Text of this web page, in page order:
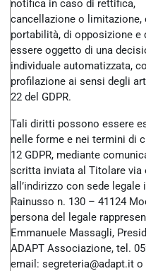
notifica in caso di rettifica,
cancellazione o limitazione,
portabilità, di opposizione e
essere oggetto di una
individuale automatizzata,
profilazione ai sensi degli
22 del GDPR.
Tali diritti possono essere
nelle forme e nei termini di
12 GDPR, mediante
scritta inviata al Titolare via
all’indirizzo con sede legale
Rainusso n. 130 – 41124
persona del legale
Emmanuele Massagli,
ADAPT Associazione, tel.
email: segreteria@adapt.it